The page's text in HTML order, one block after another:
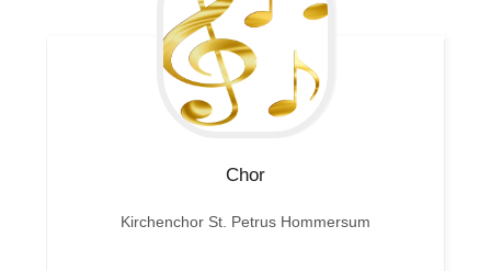
Chor
Kirchenchor St. Petrus Hommersum